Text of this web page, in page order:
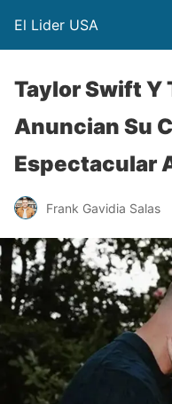
El Lider USA
Taylor Swift Y
Anuncian Su
Espectacular
Frank Gavidia Salas